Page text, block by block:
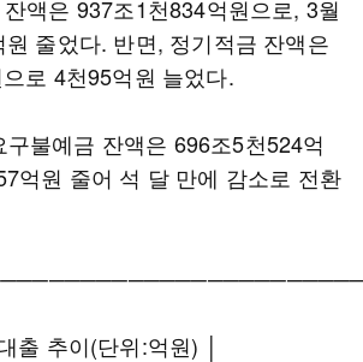
액은 937조1천834억원으로, 3월
줄었다. 반면, 정기적금 잔액은
로 4천95억원 늘었다.
불예금 잔액은 696조5천524억
억원 줄어 석 달 만에 감소로 전환
출 추이(단위:억원) │